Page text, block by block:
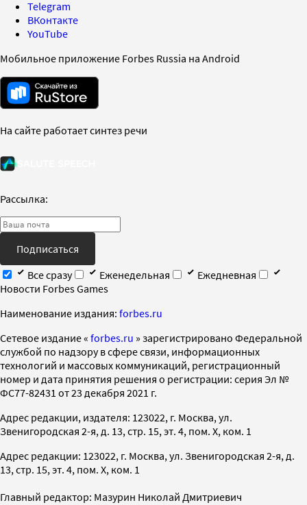
Telegram
ВКонтакте
YouTube
Мобильное приложение Forbes Russia на Android
На сайте работает синтез речи
Рассылка:
Подписаться
Все сразу
Еженедельная
Ежедневная
Новости Forbes Games
Наименование издания: forbes.ru
Cетевое издание « forbes.ru » зарегистрировано Федеральной
службой по надзору в сфере связи, информационных
технологий и массовых коммуникаций, регистрационный
номер и дата принятия решения о регистрации: серия Эл №
ФС77-82431 от 23 декабря 2021 г.
Адрес редакции, издателя: 123022, г. Москва, ул.
Звенигородская 2-я, д. 13, стр. 15, эт. 4, пом. X, ком. 1
Адрес редакции: 123022, г. Москва, ул. Звенигородская 2-я, д.
13, стр. 15, эт. 4, пом. X, ком. 1
Главный редактор: Мазурин Николай Дмитриевич